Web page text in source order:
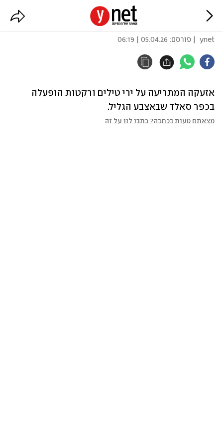
אזעקה באצבע הגליל
ynet | פורסם: 05.04.26 | 06:19
בכפר סאלד שבאצבע הגליל.
מצאתם טעות בכתבה? כתבו לנו על זה